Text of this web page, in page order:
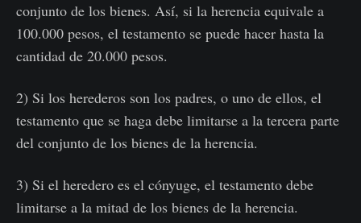
conjunto de los bienes. Así, si la herencia equivale a
100.000 pesos, el testamento se puede hacer hasta la
cantidad de 20.000 pesos.
2) Si los herederos son los padres, o uno de ellos, el
testamento que se haga debe limitarse a la tercera parte
del conjunto de los bienes de la herencia.
3) Si el heredero es el cónyuge, el testamento debe
limitarse a la mitad de los bienes de la herencia.